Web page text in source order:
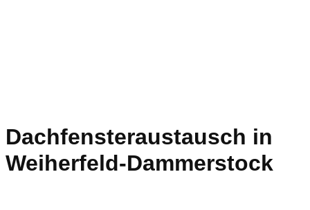
Dachfensteraustausch in
Weiherfeld-Dammerstock